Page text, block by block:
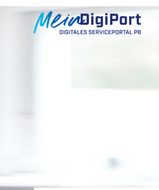
Digitales Serviceportal
Zur Hauptnavigation
Zum Inhalt
Zum Footer